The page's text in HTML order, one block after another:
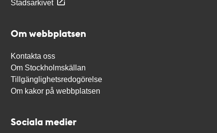
Stadsarkivet
Om webbplatsen
Kontakta oss
Om Stockholmskällan
Tillgänglighetsredogörelse
Om kakor på webbplatsen
Sociala medier